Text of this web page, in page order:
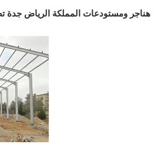
هناجر ومستودعات المملكة الرياض جدة